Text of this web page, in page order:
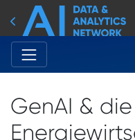
GenAI & die